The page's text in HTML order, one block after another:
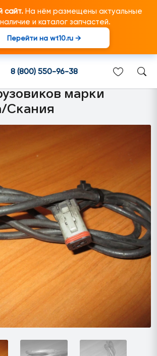
сайт.На нём размещены актуальные
и каталог запчастей.
Перейти на wt10.ru →
8 (800) 550-96-38
Жгут
датчика
L=1650 mm подходит
марки
Скания